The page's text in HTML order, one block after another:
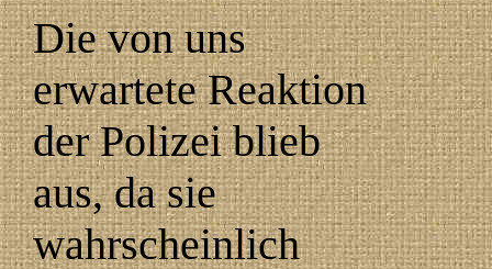
Die von uns
erwartete Reaktion
der Polizei blieb
aus, da sie
wahrscheinlich